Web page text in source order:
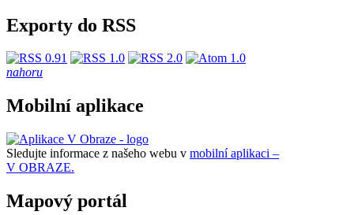
Exporty do RSS
nahoru
Mobilní aplikace
Sledujte informace z našeho webu v mobilní aplikaci –
V OBRAZE.
Mapový portál